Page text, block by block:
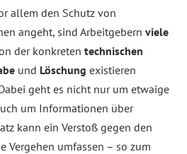
allem den Schutz von
angeht, sind Arbeitgebern viele
der konkreten technischen
und Löschung existieren
geht es nicht nur um etwaige
um Informationen über
kann ein Verstoß gegen den
Vergehen umfassen – so zum